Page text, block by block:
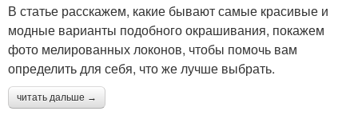
В статье расскажем, какие бывают самые красивые и
модные варианты подобного окрашивания, покажем
фото мелированных локонов, чтобы помочь вам
определить для себя, что же лучше выбрать.
читать дальше →